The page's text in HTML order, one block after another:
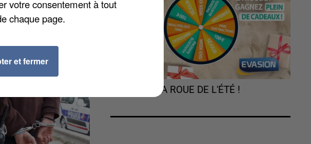
TOURNEZ LA ROUE DE L'ÉTÉ !
votre consentement à tout
chaque page.
et fermer